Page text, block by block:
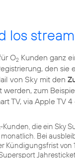
los
O2 Kunden ganz
den sie
von Sky mit den
zum
TV, via Apple TV
die ein Sky
Bei
Kündigungsfrist von